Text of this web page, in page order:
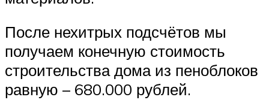
После нехитрых подсчётов мы
получаем конечную стоимость
строительства дома из пеноблоков
равную – 680.000 рублей.